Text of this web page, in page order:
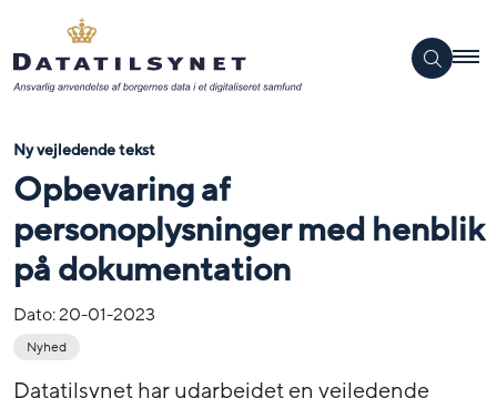
Ny vejledende tekst
Opbevaring af
personoplysninger med henblik
på dokumentation
Dato:20-01-2023
Nyhed
Datatilsynet har udarbejdet en vejledende